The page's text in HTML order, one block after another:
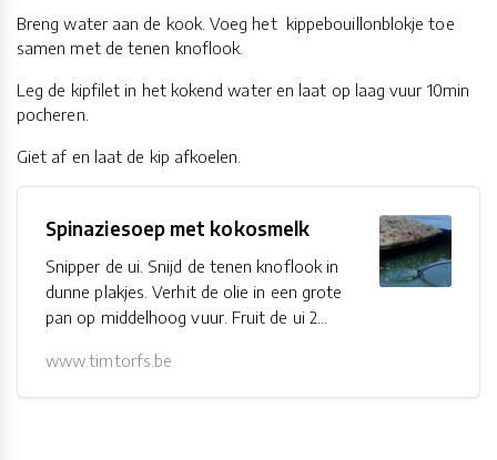
Breng water aan de kook. Voeg het kippebouillonblokje toe
samen met de tenen knoflook.
Leg de kipfilet in het kokend water en laat op laag vuur 10min
pocheren.
Giet af en laat de kip afkoelen.
Spinaziesoep met kokosmelk
Snipper de ui. Snijd de tenen knoflook in
dunne plakjes. Verhit de olie in een grote
pan op middelhoog vuur. Fruit de ui 2
jalapenopeper en de soepgroente 3 min
mee....
www.timtorfs.be